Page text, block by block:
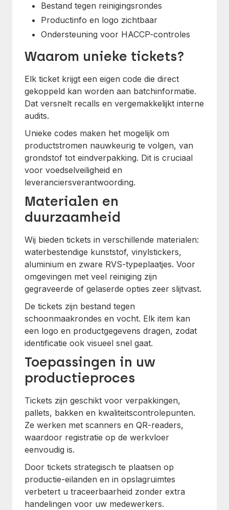
Bestand tegen reinigingsrondes
Productinfo en logo zichtbaar
Ondersteuning voor HACCP-controles
Waarom unieke tickets?
Elk ticket krijgt een eigen code die direct
gekoppeld kan worden aan batchinformatie.
Dat versnelt recalls en vergemakkelijkt interne
audits.
Unieke codes maken het mogelijk om
productstromen nauwkeurig te volgen, van
grondstof tot eindverpakking. Dit is cruciaal
voor voedselveiligheid en
leveranciersverantwoording.
Materialen en
duurzaamheid
Wij bieden tickets in verschillende materialen:
waterbestendige kunststof, vinylstickers,
aluminium en zware RVS-typeplaatjes. Voor
omgevingen met veel reiniging zijn
gegraveerde of gelaserde opties zeer slijtvast.
De tickets zijn bestand tegen
schoonmaakrondes en vocht. Elk item kan
een logo en productgegevens dragen, zodat
identificatie ook visueel snel gaat.
Toepassingen in uw
productieproces
Tickets zijn geschikt voor verpakkingen,
pallets, bakken en kwaliteitscontrolepunten.
Ze werken met scanners en QR-readers,
waardoor registratie op de werkvloer
eenvoudig is.
Door tickets strategisch te plaatsen op
productie-eilanden en in opslagruimtes
verbetert u traceerbaarheid zonder extra
handelingen voor uw medewerkers.